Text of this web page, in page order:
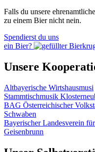
Falls du unsere
zu einem Bier nicht nein.
Spendierst du uns
ein Bier?
Unsere
Altbayerische Wirtshausmusi
Stammtischmusik
BAG Österreichischer
Schwaben
Bayerischer Landesverein
Geisenbrunn